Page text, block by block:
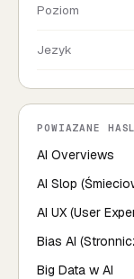
Poziom
Jezyk
POWIAZANE
AI Overviews
AI Slop
AI UX (User
Bias AI
Big Data w AI